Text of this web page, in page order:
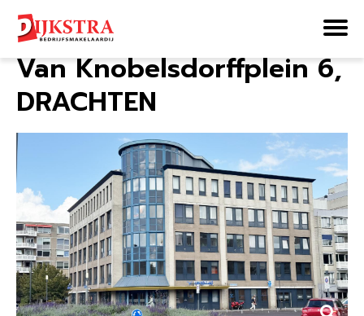
Home Aanbod
Van Knobelsdorffplein 6,
DRACHTEN